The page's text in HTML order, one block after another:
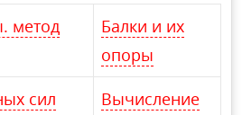
метод
Балки и их
опоры
сил
Вычисление